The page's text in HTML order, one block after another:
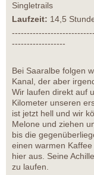
Singletrails
Laufzeit: 14,5
------------------
Bei Saaralbe folgen
Kanal, der aber
Wir laufen direkt auf
Kilometer unseren
ist jetzt hell und wir
Melone und ziehen
bis die
einen warmen
hier aus. Seine
zu laufen.